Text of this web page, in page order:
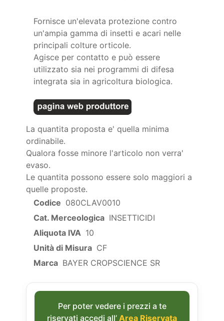
Fornisce un'elevata protezione contro
un'ampia gamma di insetti e acari nelle
principali colture orticole.
Agisce per contatto e può essere
utilizzato sia nei programmi di difesa
integrata sia in agricoltura biologica.
La quantita proposta e' quella minima
ordinabile.
Qualora fosse minore l'articolo non verra'
evaso.
Le quantita possono essere solo maggiori a
quelle proposte.
Codice 080CLAV0010
Cat. Merceologica INSETTICIDI
Aliquota IVA 10
Unità di Misura CF
Marca BAYER CROPSCIENCE SR
Per poter vedere i prezzi a te
riservati accedi all’ Area Riservata